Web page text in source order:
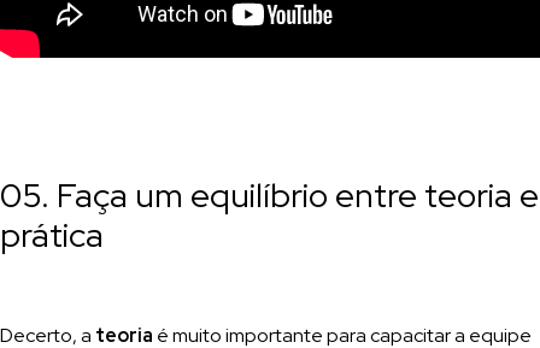
05. Faça um equilíbrio entre teoria e
prática
Decerto, a teoria é muito importante para capacitar a equipe